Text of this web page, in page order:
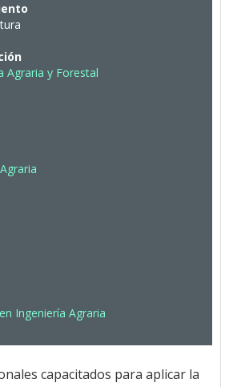
Agraria y Forestal
Ingeniería Agraria
capacitados para aplicar la